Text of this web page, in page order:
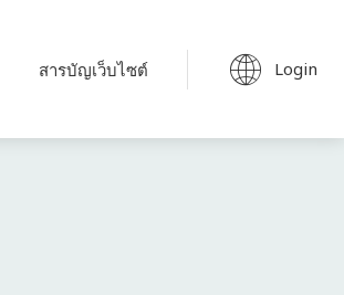
สารบัญเว็บไซต์ Login